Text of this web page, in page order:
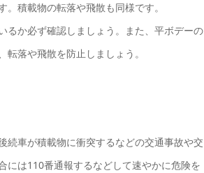
積載物の転落や飛散も同様です。
るか必ず確認しましょう。また、平ボデーの
落や飛散を防止しましょう。
続車が積載物に衝突するなどの交通事故や交
には110番通報するなどして速やかに危険を